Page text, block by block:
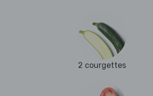
2 courgettes